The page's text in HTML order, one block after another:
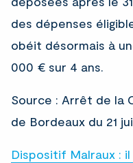
des dépenses
obéit désormais à
000 € sur 4 ans.
Source : Arrêt de la
de Bordeaux du 21
Dispositif Malraux :